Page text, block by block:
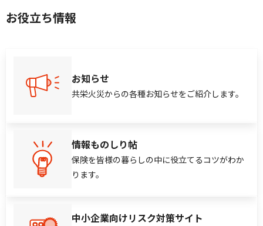
お役立ち情報
お知らせ
共栄火災からの各種お知らせをご紹介します。
情報ものしり帖
保険を皆様の暮らしの中に役立てるコツがわか
ります。
中小企業向けリスク対策サイト